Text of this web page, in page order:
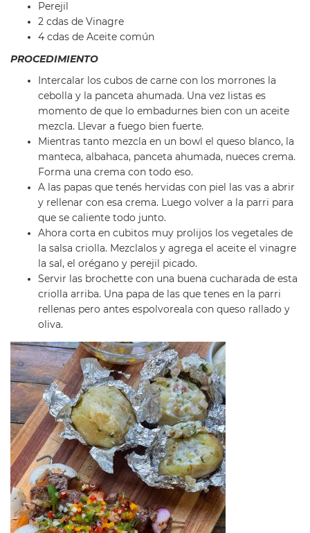
Perejil
2 cdas de Vinagre
4 cdas de Aceite común
PROCEDIMIENTO
Intercalar los cubos de carne con los morrones la
cebolla y la panceta ahumada. Una vez listas es
momento de que lo embadurnes bien con un aceite
mezcla. Llevar a fuego bien fuerte.
Mientras tanto mezcla en un bowl el queso blanco, la
manteca, albahaca, panceta ahumada, nueces crema.
Forma una crema con todo eso.
A las papas que tenés hervidas con piel las vas a abrir
y rellenar con esa crema. Luego volver a la parri para
que se caliente todo junto.
Ahora corta en cubitos muy prolijos los vegetales de
la salsa criolla. Mezclalos y agrega el aceite el vinagre
la sal, el orégano y perejil picado.
Servir las brochette con una buena cucharada de esta
criolla arriba. Una papa de las que tenes en la parri
rellenas pero antes espolvoreala con queso rallado y
oliva.